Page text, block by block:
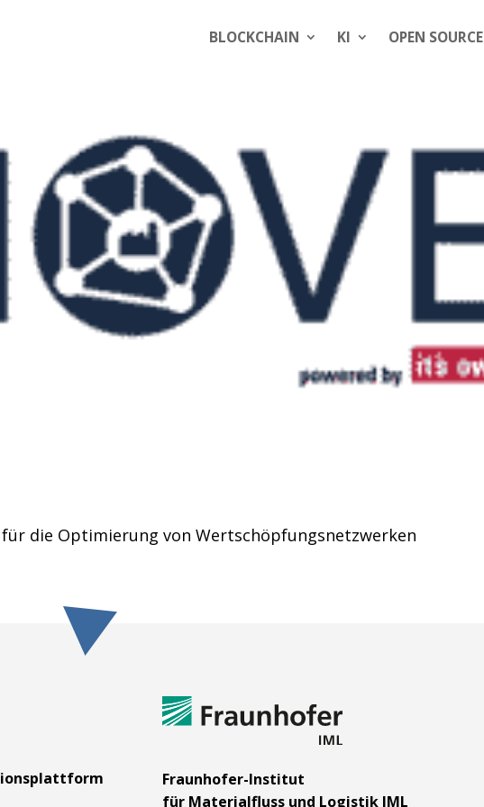
BLOCKCHAIN KI OPEN SOURCE
die Optimierung von Wertschöpfungsnetzwerken
Fraunhofer-Institut
für Materialfluss und Logistik IML